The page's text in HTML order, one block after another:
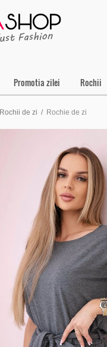
Promotia zilei Rochii
Rochii de zi / Rochie de zi